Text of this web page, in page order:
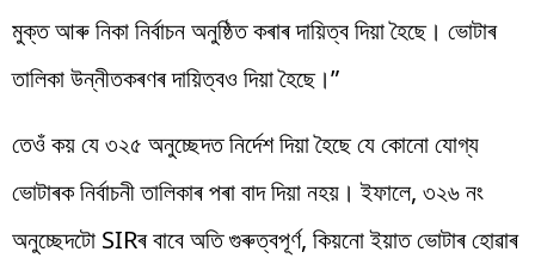
মুক্ত আৰু নিকা নিৰ্বাচন অনুষ্ঠিত কৰাৰ দায়িত্ব দিয়া হৈছে। ভোটাৰ
তালিকা উন্নীতকৰণৰ দায়িত্বও দিয়া হৈছে।”
তেওঁ কয় যে ৩২৫ অনুচ্ছেদত নিৰ্দেশ দিয়া হৈছে যে কোনো যোগ্য
ভোটাৰক নিৰ্বাচনী তালিকাৰ পৰা বাদ দিয়া নহয়। ইফালে, ৩২৬ নং
অনুচ্ছেদটো SIRৰ বাবে অতি গুৰুত্বপূৰ্ণ, কিয়নো ইয়াত ভোটাৰ হোৱাৰ